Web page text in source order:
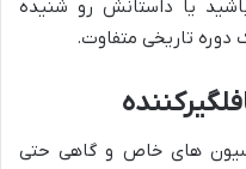
یا داستانش رو شنیده
تاریخی متفاوت.
های خاص و گاهی حتی